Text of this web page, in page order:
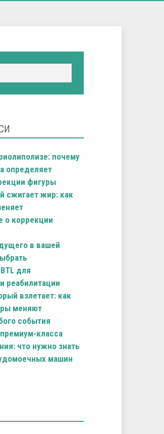
почему
определяет
фигуры
сжигает жир: как
о коррекции
в вашей
для
реабилитации
взлетает: как
меняют
события
класса
что нужно знать
машин